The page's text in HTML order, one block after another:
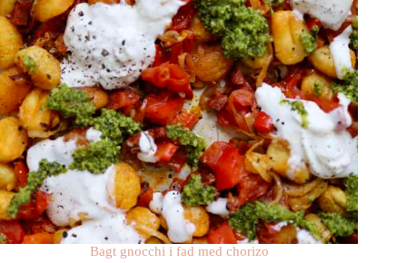
Bagt gnocchi i fad med chorizo